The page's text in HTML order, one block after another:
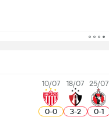
25/07
1
-
0
18/07
2
-
3
10/07
0
-
0